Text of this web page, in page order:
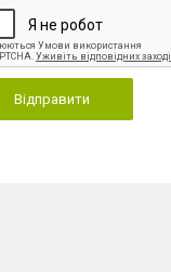
Відправити